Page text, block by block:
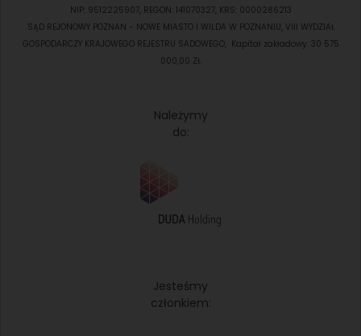
NIP: 9512225907, REGON: 141070327, KRS: 0000286213
SĄD REJONOWY POZNAN - NOWE MIASTO I WILDA W POZNANIU, VIII WYDZIAŁ
GOSPODARCZY KRAJOWEGO REJESTRU SADOWEGO, Kapitał zakładowy: 30 575
000,00 ZŁ
Należymy
do:
Jesteśmy
członkiem: